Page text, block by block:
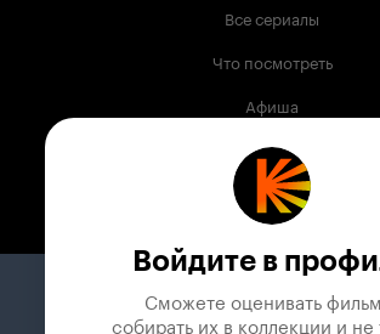
Все сериалы
Что посмотреть
Афиша
Музыка
Телепрограмма
Служба поддержки
Войдите в
Сможете оценивать
собирать их в коллекции и не